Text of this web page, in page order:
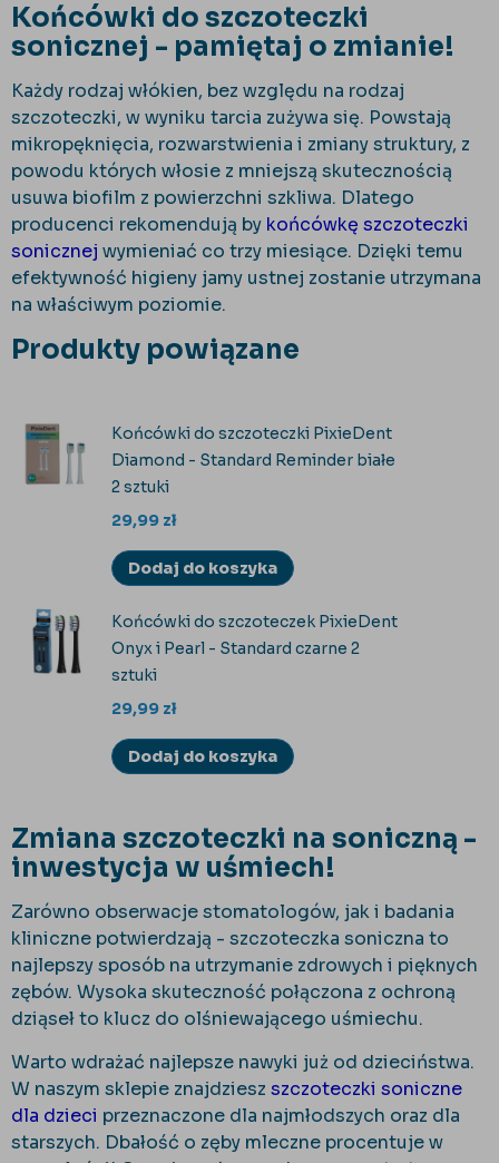
Końcówki do szczoteczki
sonicznej - pamiętaj o zmianie!
Każdy rodzaj włókien, bez względu na rodzaj
szczoteczki, w wyniku tarcia zużywa się. Powstają
mikropęknięcia, rozwarstwienia i zmiany struktury, z
powodu których włosie z mniejszą skutecznością
usuwa biofilm z powierzchni szkliwa. Dlatego
producenci rekomendują by końcówkę szczoteczki
sonicznej wymieniać co trzy miesiące. Dzięki temu
efektywność higieny jamy ustnej zostanie utrzymana
na właściwym poziomie.
Produkty powiązane
Końcówki do szczoteczki PixieDent
Diamond - Standard Reminder białe
2 sztuki
29,99 zł
Dodaj do koszyka
Końcówki do szczoteczek PixieDent
Onyx i Pearl - Standard czarne 2
sztuki
29,99 zł
Dodaj do koszyka
Zmiana szczoteczki na soniczną -
inwestycja w uśmiech!
Zarówno obserwacje stomatologów, jak i badania
kliniczne potwierdzają - szczoteczka soniczna to
najlepszy sposób na utrzymanie zdrowych i pięknych
zębów. Wysoka skuteczność połączona z ochroną
dziąseł to klucz do olśniewającego uśmiechu.
Warto wdrażać najlepsze nawyki już od dzieciństwa.
W naszym sklepie znajdziesz szczoteczki soniczne
dla dzieci przeznaczone dla najmłodszych oraz dla
starszych. Dbałość o zęby mleczne procentuje w